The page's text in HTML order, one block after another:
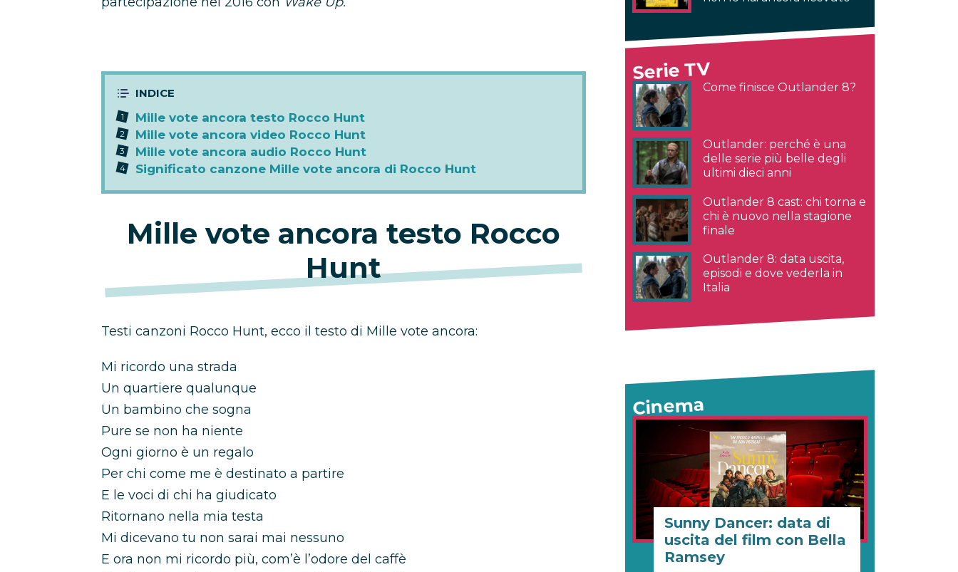
Mille vote ancora testo Rocco Hunt
Mille vote ancora video Rocco Hunt
Mille vote ancora audio Rocco Hunt
Significato canzone Mille vote ancora di Rocco Hunt
Mille vote ancora testo Rocco
Hunt
Testi canzoni Rocco Hunt, ecco il testo di Mille vote ancora:
Mi ricordo una strada
Un quartiere qualunque
Un bambino che sogna
Pure se non ha niente
Ogni giorno è un regalo
Per chi come me è destinato a partire
E le voci di chi ha giudicato
Ritornano nella mia testa
Mi dicevano tu non sarai mai nessuno
E ora non mi ricordo più, com’è l’odore del caffè
Serie TV
Come finisce Outlander 8?
Outlander: perché è una
delle serie più belle degli
ultimi dieci anni
Outlander 8 cast: chi torna e
chi è nuovo nella stagione
finale
Outlander 8: data uscita,
episodi e dove vederla in
Italia
Cinema
Sunny Dancer: data di
uscita del film con Bella
Ramsey